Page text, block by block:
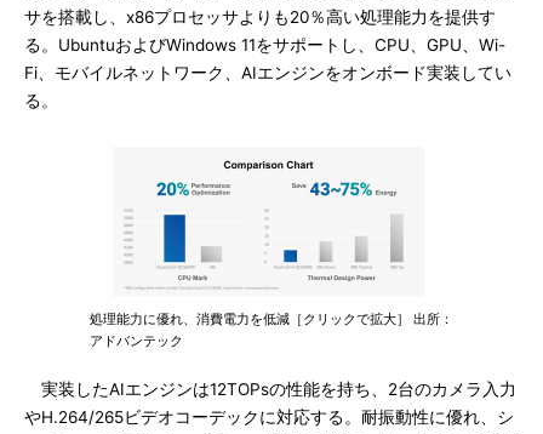
サを搭載し、x86プロセッサよりも20％高い処理能力を提供す
る。UbuntuおよびWindows 11をサポートし、CPU、GPU、Wi-
Fi、モバイルネットワーク、AIエンジンをオンボード実装してい
る。
処理能力に優れ、消費電力を低減［クリックで拡大］ 出所：
アドバンテック
実装したAIエンジンは12TOPsの性能を持ち、2台のカメラ入力
やH.264/265ビデオコーデックに対応する。耐振動性に優れ、シ